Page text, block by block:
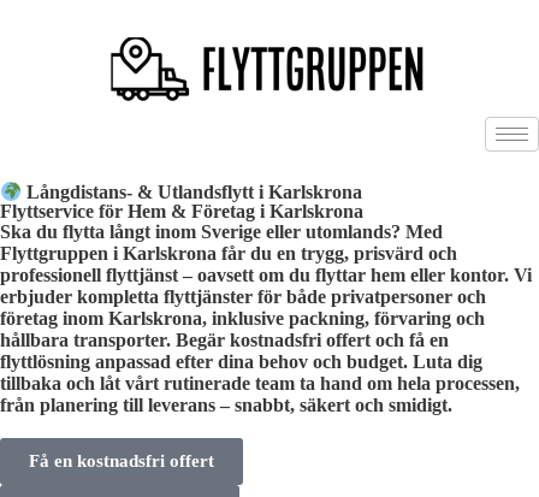
Långdistans- & Utlandsflytt i Karlskrona
Flyttservice för Hem & Företag i Karlskrona
Ska du flytta långt inom Sverige eller utomlands? Med
Flyttgruppen i Karlskrona får du en trygg, prisvärd och
professionell flyttjänst – oavsett om du flyttar hem eller kontor. Vi
erbjuder kompletta flyttjänster för både privatpersoner och
företag inom Karlskrona, inklusive packning, förvaring och
hållbara transporter. Begär kostnadsfri offert och få en
flyttlösning anpassad efter dina behov och budget. Luta dig
tillbaka och låt vårt rutinerade team ta hand om hela processen,
från planering till leverans – snabbt, säkert och smidigt.
Få en kostnadsfri offert